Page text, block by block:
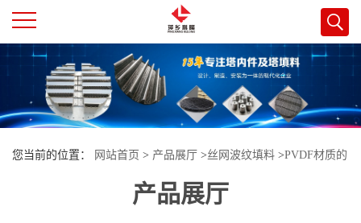
公
司
您当前的位置： 网站首页 > 产品展厅 >丝网波纹填料 >PVDF材质的
丝网波纹填料 PP\pe丝网波纹填料 萍乡科隆生产
产品展厅